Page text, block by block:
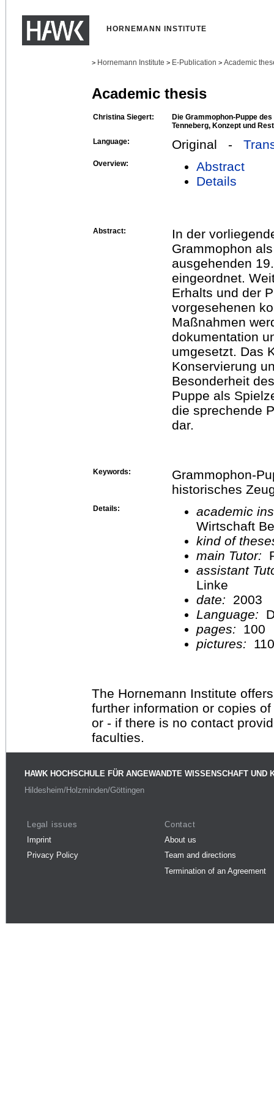
HORNEMANN INSTITUTE
> Hornemann Institute > E-Publication > Academic
Academic thesis
Christina Siegert:
Die Grammophon-Puppe
Tenneberg, Konzept und
Language:
Original -
Overview:
Abstract
Details
Abstract:
In der
Grammophon
ausgehenden
eingeordnet.
Erhalts und der
vorgesehenen
Maßnahmen
dokumentation
umgesetzt. Das
Konservierung
Besonderheit
Puppe als
die sprechende
dar.
Keywords:
Grammophon-
historisches
Details:
academic
Wirtschaft
kind of
main Tutor:
assistant
Linke
date:
2003
Language:
pages:
100
pictures:
110
The Hornemann Institute
further information or copies
or - if there is no contact
faculties.
HAWK HOCHSCHULE FÜR ANGEWANDTE WISSENSCHAFT UND
Hildesheim/Holzminden/Göttingen
Legal issues
Imprint
Privacy Policy
Contact
About us
Team and directions
Termination of an Agreement